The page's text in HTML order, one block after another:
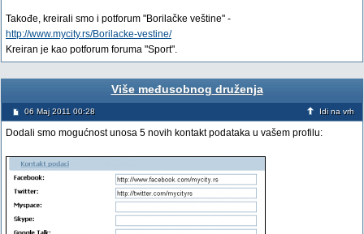
Takođe, kreirali smo i potforum "Borilačke veštine" -
http://www.mycity.rs/Borilacke-vestine/
Kreiran je kao potforum foruma "Sport".
Više međusobnog druženja
06 Maj 2011 00:28 Idi na vrh
Dodali smo mogućnost unosa 5 novih kontakt podataka u vašem profilu: